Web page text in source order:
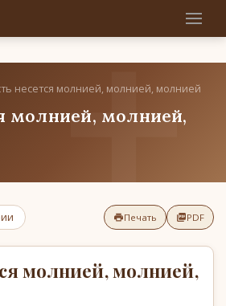
несется молнией, молнией, молнией
молнией, молнией,
Печать PDF
молнией, молнией,